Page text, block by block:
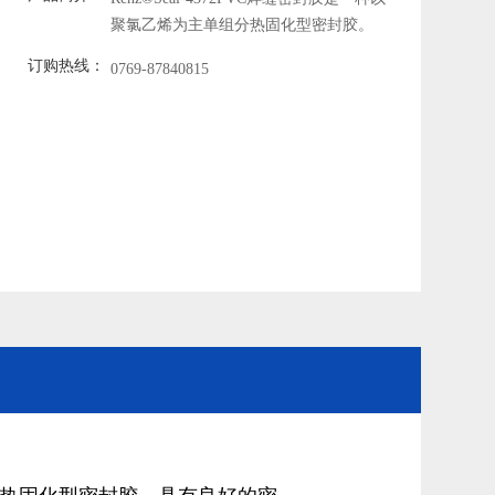
聚氯乙烯为主单组分热固化型密封胶。
订购热线： 0769-87840815